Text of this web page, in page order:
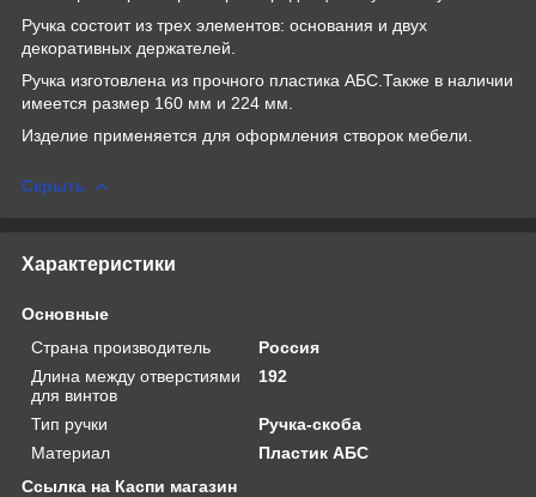
Ручка состоит из трех элементов: основания и двух
декоративных держателей.
Ручка изготовлена из прочного пластика АБС.Также в наличии
имеется размер 160 мм и 224 мм.
Изделие применяется для оформления створок мебели.
Скрыть
Характеристики
Основные
Страна производитель
Россия
Длина между отверстиями
для винтов
192
Тип ручки
Ручка-скоба
Материал
Пластик АБС
Ссылка на Каспи магазин